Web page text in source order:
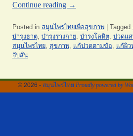
Continue reading →
Posted in สมุนไพรไทยเพื่อสุขภาพ Tagged
บำรุงธาตุ, บำรุงร่างกาย, บำรุงโลหิต, ปวดแ
สมุนไพรไทย, สุขภาพ, แก้ปวดตามข้อ, แก้ผิว
จับสั่น
© 2026 - สมุนไพรไทย Proudly powered by